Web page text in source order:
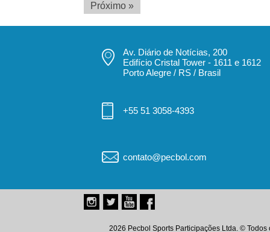
Próximo »
Av. Diário de Notícias, 200
Edifício Cristal Tower - 1611 e 1612
Porto Alegre / RS / Brasil
+55 51 3058-4393
contato@pecbol.com
2026 Pecbol Sports Participações Ltda. © Todos